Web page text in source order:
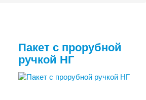
Пакет с прорубной
ручкой НГ